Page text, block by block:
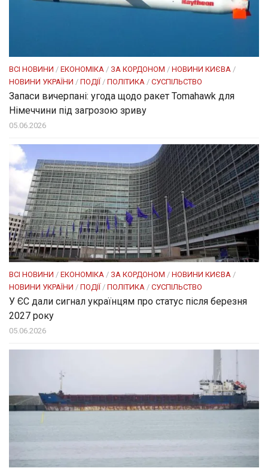
ВСІ НОВИНИ / ЕКОНОМІКА / ЗА КОРДОНОМ / НОВИНИ КИЄВА /
НОВИНИ УКРАЇНИ / ПОДІЇ/ ПОЛІТИКА / СУСПІЛЬСТВО
Запаси вичерпані: угода щодо ракет Tomahawk для
Німеччини під загрозою зриву
05.06.2026
ВСІ НОВИНИ / ЕКОНОМІКА / ЗА КОРДОНОМ / НОВИНИ КИЄВА /
НОВИНИ УКРАЇНИ / ПОДІЇ/ ПОЛІТИКА / СУСПІЛЬСТВО
У ЄС дали сигнал українцям про статус після березня
2027 року
05.06.2026